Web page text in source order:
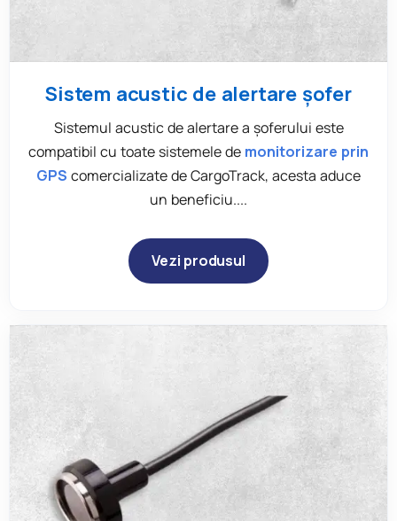
Sistem acustic de alertare șofer
Sistemul acustic de alertare a șoferului este
compatibil cu toate sistemele de monitorizare prin
GPS comercializate de CargoTrack, acesta aduce
un beneficiu....
Vezi produsul